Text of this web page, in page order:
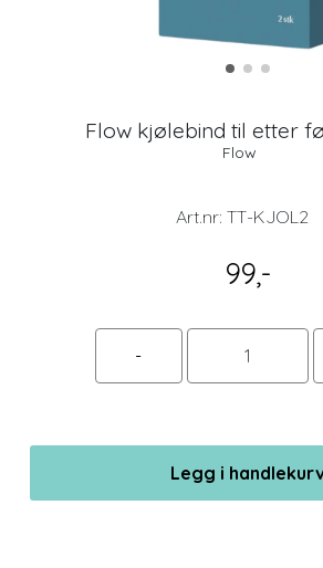
Flow kjølebind til etter
Flow
Art.nr: TT-KJOL2
99,-
Legg i